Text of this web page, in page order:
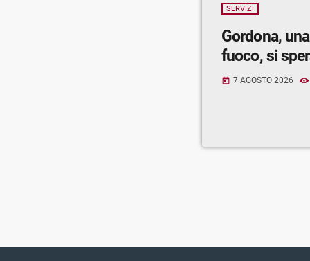
SERVIZI
Gordona,
fuoco, si
today 7 AGOSTO 2026